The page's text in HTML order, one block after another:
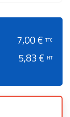
7,00 € TTC
5,83 € HT